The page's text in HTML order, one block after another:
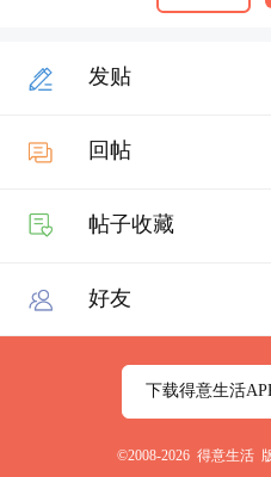
发贴
回帖
帖子收藏
好友
下载得意生活
©2008-2026 得意生活